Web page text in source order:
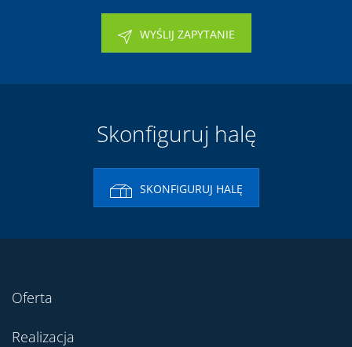
WYŚLIJ ZAPYTANIE
Skonfiguruj halę
SKONFIGURUJ HALĘ
Oferta
Realizacja